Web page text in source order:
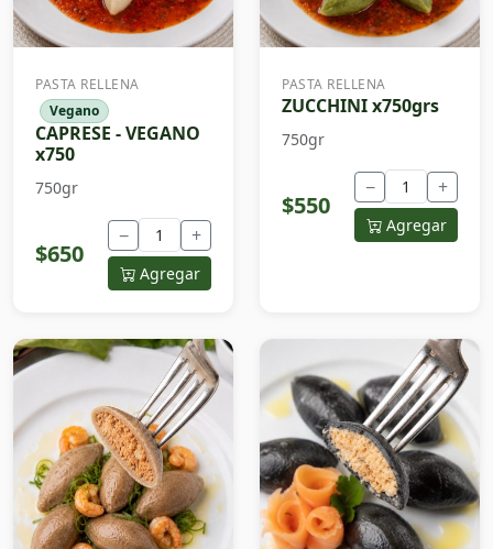
PASTA RELLENA
Vegano
CAPRESE - VEGANO
x750
750gr
$650
− +
Agregar
PASTA RELLENA
ZUCCHINI x750grs
750gr
$550
− +
Agregar